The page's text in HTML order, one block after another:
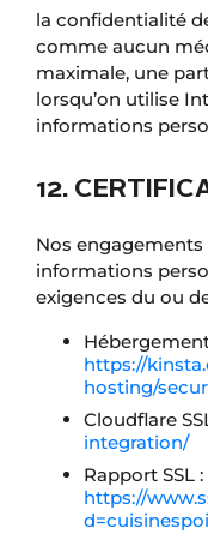
la confidentialité
comme aucun
maximale, une
lorsqu’on utilise
informations
12.
Nos
informations
exigences du ou
https://
hosting/
Cloudflare
integration/
Rapport SSL :
https://